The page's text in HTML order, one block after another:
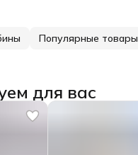
Популярные товары
для вас